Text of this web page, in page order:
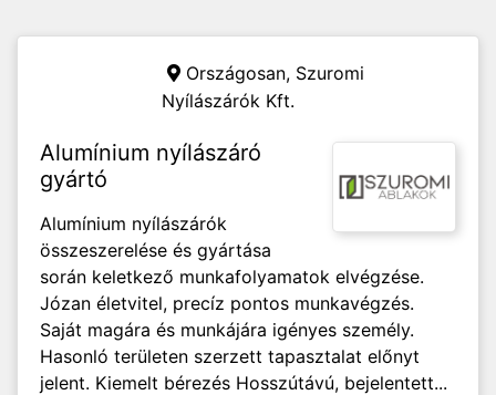
Országosan, Szuromi
Nyílászárók Kft.
Alumínium nyílászáró
gyártó
Alumínium nyílászárók
összeszerelése és gyártása
során keletkező munkafolyamatok elvégzése.
Józan életvitel, precíz pontos munkavégzés.
Saját magára és munkájára igényes személy.
Hasonló területen szerzett tapasztalat előnyt
jelent. Kiemelt bérezés Hosszútávú, bejelentett...